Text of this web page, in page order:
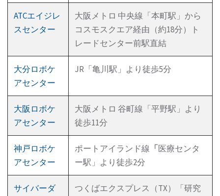
ATCエイジレ
スセンター
大阪メトロ 中央線「本町駅」から
コスモスクエア経由（約18分）ト
レードセンター前駅直結
大分ロボケ
アセンター
JR「亀川駅」より徒歩5分
大阪ロボケ
アセンター
大阪メトロ 谷町線「平野駅」より
徒歩11分
神戸ロボケ
アセンター
ポートアイランド線 「医療センタ
ー駅」より徒歩2分
サイバーダ
つくばエクスプレス（TX）「研究